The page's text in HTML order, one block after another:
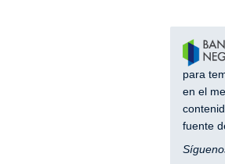
para
en el
fuente